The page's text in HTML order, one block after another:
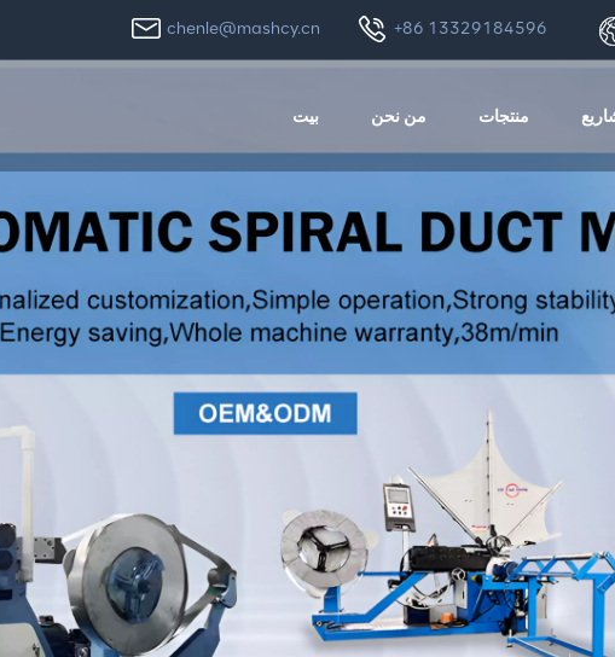
chenle@mashcy.cn +86 13329184596
بيت من نحن منتجات